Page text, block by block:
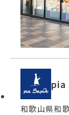
pia
和歌山県和